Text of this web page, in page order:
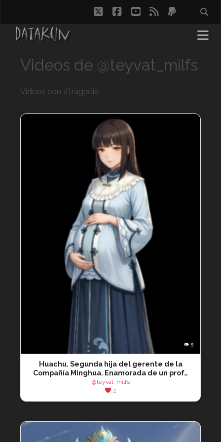
twitterfacebook
youtube
rss paypal
Videos de @teyvat_milfs
Videos con #tragedia
👁 5
Huachu. Segunda hija del gerente de la
Compañía Minghua. Enamorada de un prof…
@teyvat_milfs
2